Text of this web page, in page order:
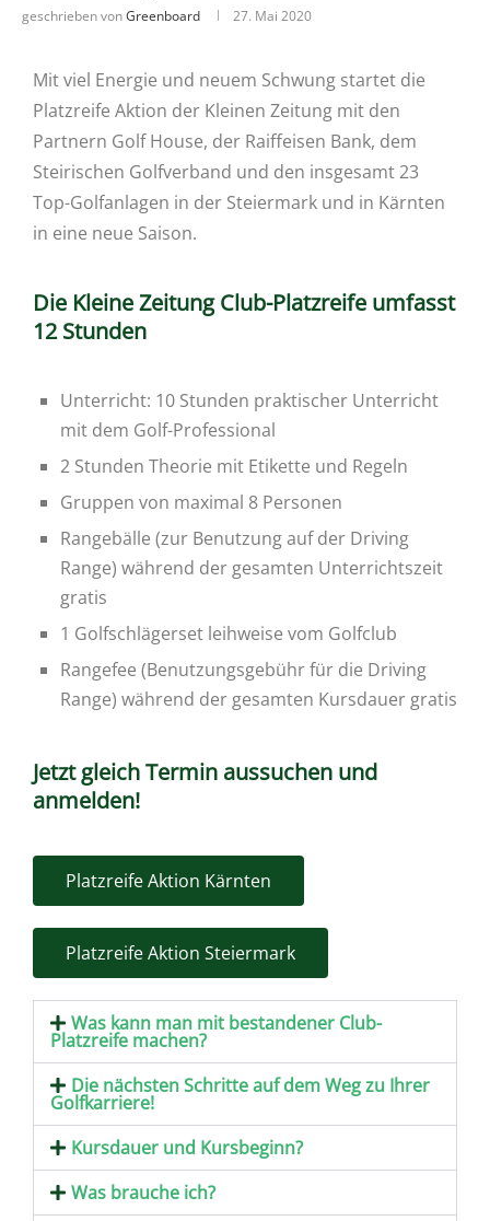
geschrieben vonGreenboard 27. Mai 2020
Mit viel Energie und neuem Schwung startet die
Platzreife Aktion der Kleinen Zeitung mit den
Partnern Golf House, der Raiffeisen Bank, dem
Steirischen Golfverband und den insgesamt 23
Top-Golfanlagen in der Steiermark und in Kärnten
in eine neue Saison.
Die Kleine Zeitung Club-Platzreife umfasst
12 Stunden
Unterricht: 10 Stunden praktischer Unterricht
mit dem Golf-Professional
2 Stunden Theorie mit Etikette und Regeln
Gruppen von maximal 8 Personen
Rangebälle (zur Benutzung auf der Driving
Range) während der gesamten Unterrichtszeit
gratis
1 Golfschlägerset leihweise vom Golfclub
Rangefee (Benutzungsgebühr für die Driving
Range) während der gesamten Kursdauer gratis
Jetzt gleich Termin aussuchen und
anmelden!
Platzreife Aktion Kärnten
Platzreife Aktion Steiermark
Was kann man mit bestandener Club-
Platzreife machen?
Die nächsten Schritte auf dem Weg zu Ihrer
Golfkarriere!
Kursdauer und Kursbeginn?
Was brauche ich?